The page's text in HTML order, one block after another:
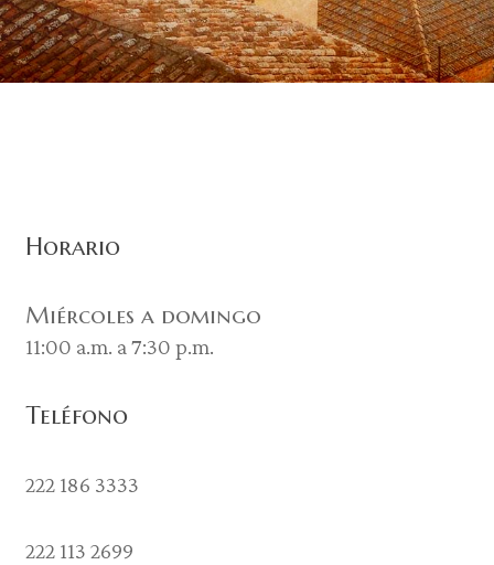
Horario
Miércoles a domingo
11:00 a.m. a 7:30 p.m.
Teléfono
222 186 3333
222 113 2699